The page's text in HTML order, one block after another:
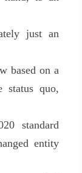
just an
based on a
quo,
standard
entity